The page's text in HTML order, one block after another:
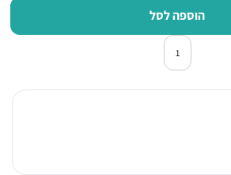
הוספה לסל
כמות של כיריים אינדוקציה סול FQ3IND-256 שחור